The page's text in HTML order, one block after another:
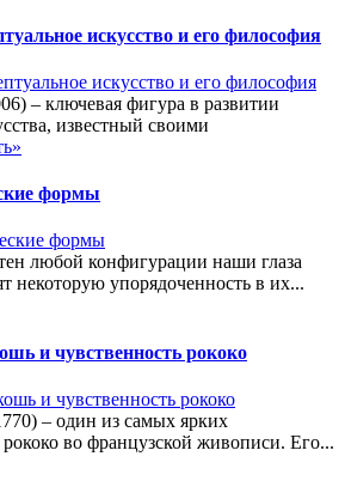
искусство и его философия
– ключевая фигура в развитии
известный своими
формы
любой конфигурации наши глаза
некоторую упорядоченность в их...
и чувственность рококо
– один из самых ярких
рококо во французской живописи. Его...